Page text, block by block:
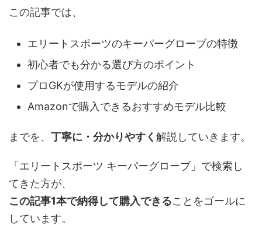
この記事では、
エリートスポーツのキーパーグローブの特徴
初心者でも分かる選び方のポイント
プロGKが使用するモデルの紹介
Amazonで購入できるおすすめモデル比較
までを、 丁寧に・分かりやすく 解説していきます。
「エリートスポーツ キーパーグローブ」で検索し
てきた方が、
この記事1本で納得して購入できることをゴールに
しています。